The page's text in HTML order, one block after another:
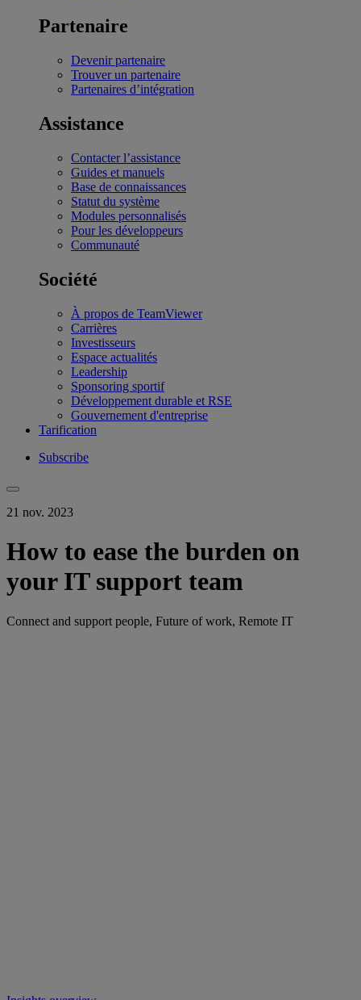
Partenaire
Devenir partenaire
Trouver un partenaire
Partenaires d’intégration
Assistance
Contacter l’assistance
Guides et manuels
Base de connaissances
Statut du système
Modules personnalisés
Pour les développeurs
Communauté
Société
À propos de TeamViewer
Carrières
Investisseurs
Espace actualités
Leadership
Sponsoring sportif
Développement durable et RSE
Gouvernement d'entreprise
Tarification
Subscribe
21 nov. 2023
How to ease the burden on
your IT support team
Connect and support people, Future of work, Remote IT